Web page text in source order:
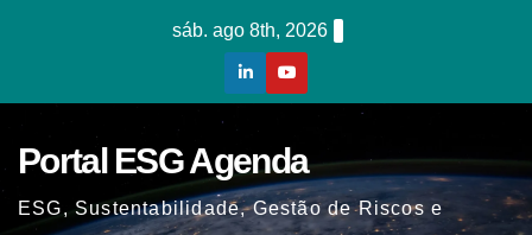
sáb. ago 8th, 2026
Portal ESG Agenda
ESG, Sustentabilidade, Gestão de Riscos e